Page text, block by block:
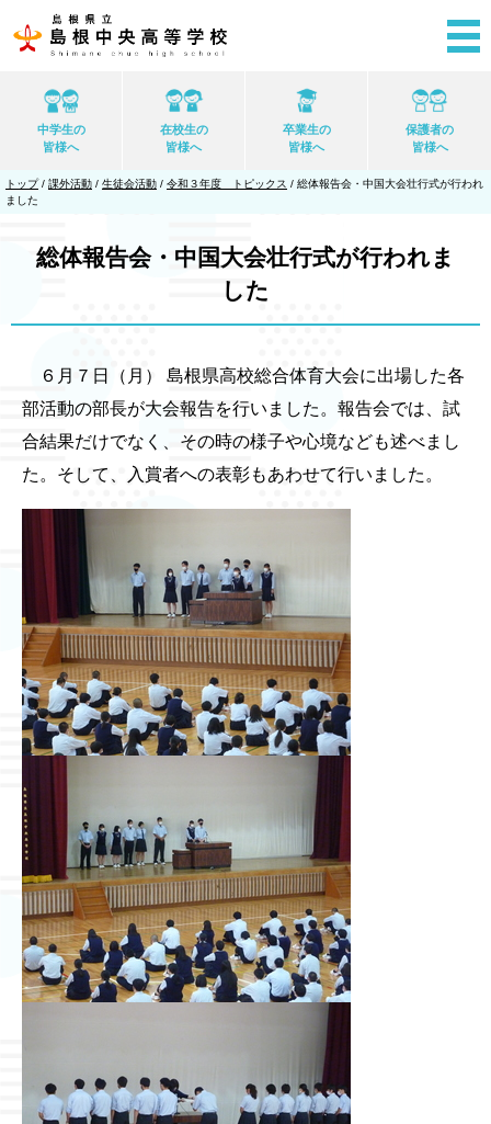
中学生の
皆様へ
在校生の
皆様へ
卒業生の
皆様へ
保護者の
皆様へ
現
在
トップ/ 課外活動 / 生徒会活動 / 令和３年度 トピックス / 総体報告会・中国大会壮行式が行われ
ました
総体報告会・中国大会壮行式が行われま
した
６月７日（月） 島根県高校総合体育大会に出場した各
部活動の部長が大会報告を行いました。報告会では、試
合結果だけでなく、その時の様子や心境なども述べまし
た。そして、入賞者への表彰もあわせて行いました。